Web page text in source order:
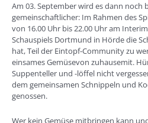
Am 03. September wird es dann noch
gemeinschaftlicher: Im Rahmen des
von 16.00 Uhr bis 22.00 Uhr am
Schauspiels Dortmund in Hörde die
hat, Teil der Eintopf-Community zu
einsames Gemüsevon zuhausemit.
Suppenteller und -löffel nicht
dem gemeinsamen Schnippeln und
genossen.
Wer kein Gemüse mitbringen kann